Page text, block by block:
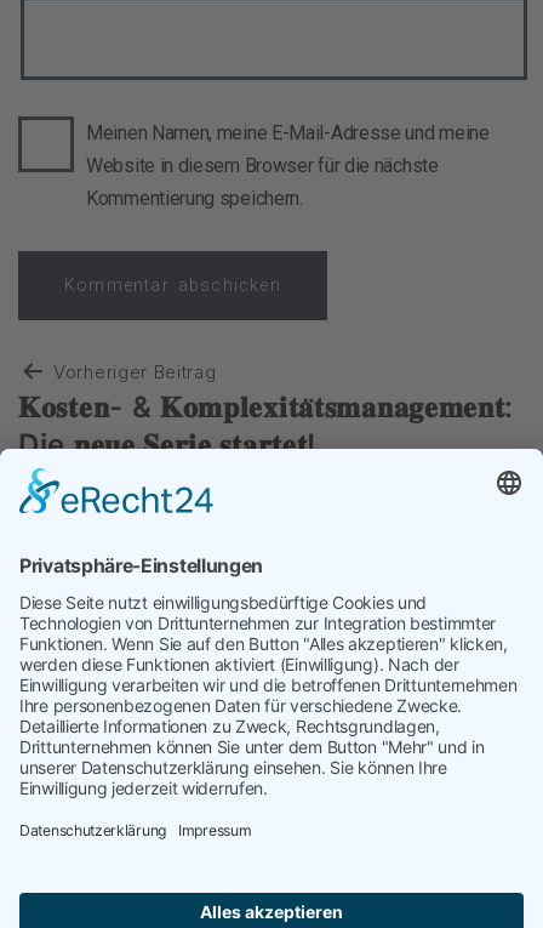
Meinen Namen, meine E-Mail-Adresse und meine
Website in diesem Browser für die nächste
Kommentierung speichern.
Vorheriger Beitrag
𝐊𝐨𝐬𝐭𝐞𝐧- & 𝐊𝐨𝐦𝐩𝐥𝐞𝐱𝐢𝐭𝐚̈𝐭𝐬𝐦𝐚𝐧𝐚𝐠𝐞𝐦𝐞𝐧𝐭:
Die 𝐧𝐞𝐮𝐞 𝐒𝐞𝐫𝐢𝐞 𝐬𝐭𝐚𝐫𝐭𝐞𝐭!
Nächster Beitrag
Kosten- &
Komplexitätsmanagement Teil 2:
Kostenanalyse
targetP
kontakt@targetP.deImpressum